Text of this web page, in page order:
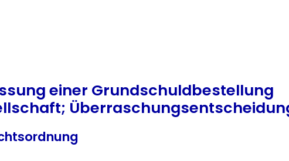
einer Grundschuldbestellung